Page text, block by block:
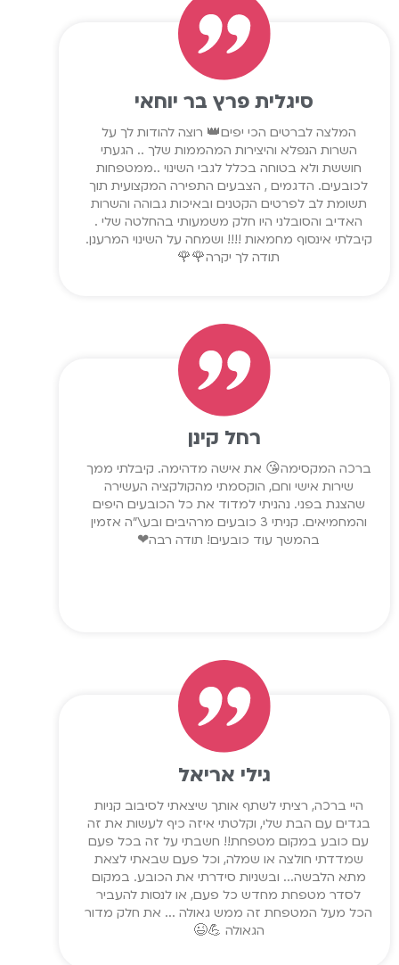
סיגלית פרץ בר יוחאי
המלצה לברטים הכי יפים👑 רוצה להודות לך על
השרות הנפלא והיצירות המהממות שלך .. הגעתי
חוששת ולא בטוחה בכלל לגבי השינוי ..ממטפחות
לכובעים. הדגמים , הצבעים התפירה המקצועית תוך
תשומת לב לפרטים הקטנים ובאיכות גבוהה והשרות
האדיב והסובלני היו חלק משמעותי בהחלטה שלי .
קיבלתי אינסוף מחמאות !!!! ושמחה על השינוי המרענן.
תודה לך יקרה🌹🌹
רחל קינן
ברכה המקסימה😘 את אישה מדהימה. קיבלתי ממך
שירות אישי וחם, הוקסמתי מהקולקציה העשירה
שהצגת בפני. נהניתי למדוד את כל הכובעים היפים
והמחמיאים. קניתי 3 כובעים מרהיבים ובע\"ה אזמין
בהמשך עוד כובעים! תודה רבה❤
גילי אריאל
היי ברכה, רציתי לשתף אותך שיצאתי לסיבוב קניות
בגדים עם הבת שלי, וקלטתי איזה כיף לעשות את זה
עם כובע במקום מטפחת!! חשבתי על זה בכל פעם
שמדדתי חולצה או שמלה, וכל פעם שבאתי לצאת
מתא הלבשה... ובשניות סידרתי את הכובע. במקום
לסדר מטפחת מחדש כל פעם, או לנסות להעביר
הכל מעל המטפחת זה ממש גאולה ... את חלק מדור
הגאולה 💪😉